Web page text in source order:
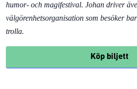
humor- och magifestival. Johan driver
välgörenhetsorganisation som besöker
trolla.
Köp biljett